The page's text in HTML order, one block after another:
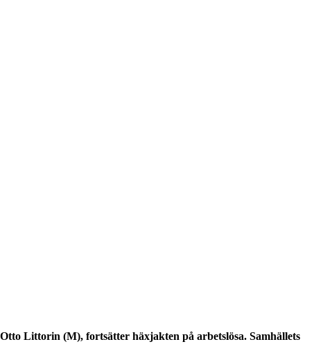
Littorin (M), fortsätter häxjakten på arbetslösa. Samhällets